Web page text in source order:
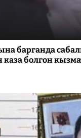
барганда
болгон